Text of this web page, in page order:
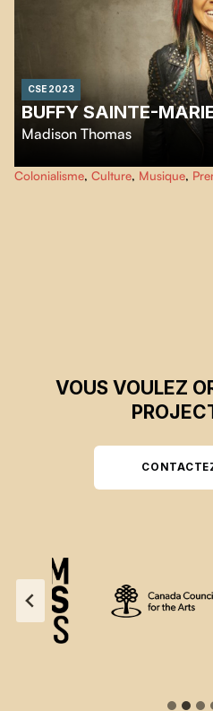
CSE 2023
BUFFY SAINTE-
Madison Thomas
Ce film retrace la vie de l'icône
une artiste et une militante pour les
Colonialisme, Culture, Musique,
VOUS VOULEZ